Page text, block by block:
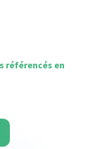
référencés en